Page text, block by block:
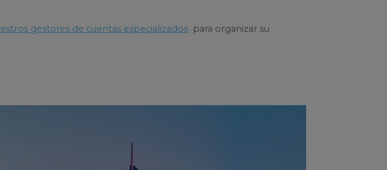
gestores de cuentas especializados para organizar su